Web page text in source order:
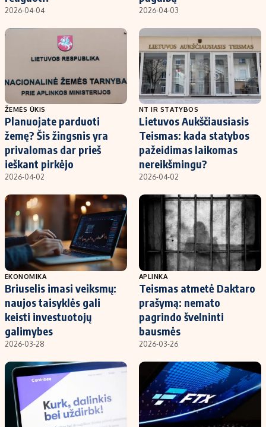
2026-04-04 2026-04-03
ŽEMĖS ŪKIS
Planuojate parduoti
žemę? Šis žingsnis yra
privalomas dar prieš
ieškant pirkėjo
2026-04-02
NT IR STATYBOS
Lietuvos Aukščiausiasis
Teismas: kada statybos
pažeidimas laikomas
nereikšmingu?
2026-04-02
EKONOMIKA
Briuselis imasi veiksmų:
naujos taisyklės gali
keisti investuotojų
galimybes
2026-03-28
APLINKA
Teismas atmetė Daktaro
prašymą: nemato
pagrindo švelninti
bausmės
2026-03-26